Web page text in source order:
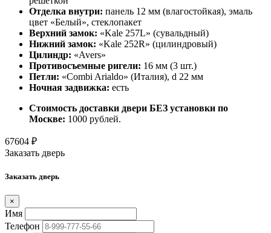
Отделка внутри: панель 12 мм (влагостойкая), эмаль
цвет «Белый», стеклопакет
Верхний замок: «Kale 257L» (сувальдный)
Нижний замок: «Kale 252R» (цилиндровый)
Цилиндр: «Avers»
Противосъемные ригели: 16 мм (3 шт.)
Петли: «Combi Arialdo» (Италия), d 22 мм
Ночная задвижка: есть
Стоимость доставки двери БЕЗ установки по
Москве: 1000 рублей.
67604 ₽
Заказать дверь
Заказать дверь
×
Имя
Телефон